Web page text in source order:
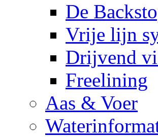
De
Vrije lijn
Drijvend
Freelining
Aas & Voer